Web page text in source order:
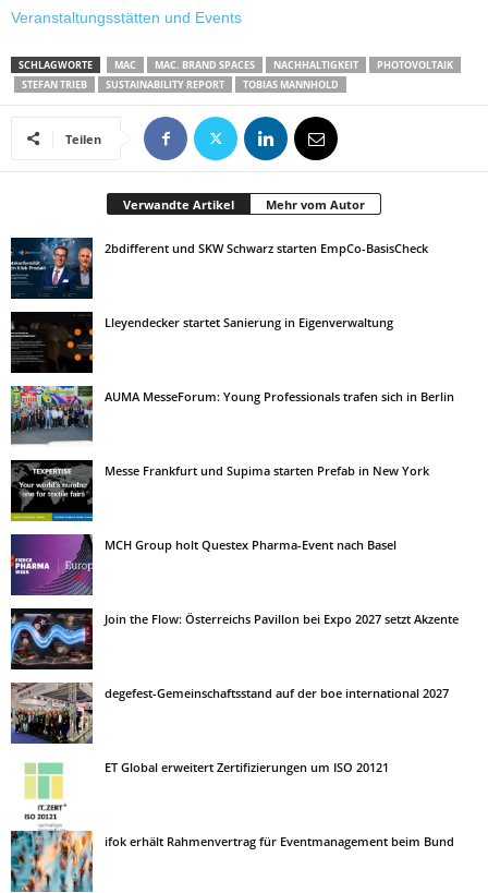
Veranstaltungsstätten und Events
SCHLAGWORTE MAC MAC. BRAND SPACES NACHHALTIGKEIT
PHOTOVOLTAIK
STEFAN TRIEB
SUSTAINABILITY REPORT TOBIAS MANNHOLD
Teilen
Verwandte Artikel Mehr vom Autor
2bdifferent und SKW Schwarz starten EmpCo-BasisCheck
Lleyendecker startet Sanierung in Eigenverwaltung
AUMA MesseForum: Young Professionals trafen sich in Berlin
Messe Frankfurt und Supima starten Prefab in New York
MCH Group holt Questex Pharma-Event nach Basel
Join the Flow: Österreichs Pavillon bei Expo 2027 setzt Akzente
degefest-Gemeinschaftsstand auf der boe international 2027
ET Global erweitert Zertifizierungen um ISO 20121
ifok erhält Rahmenvertrag für Eventmanagement beim Bund